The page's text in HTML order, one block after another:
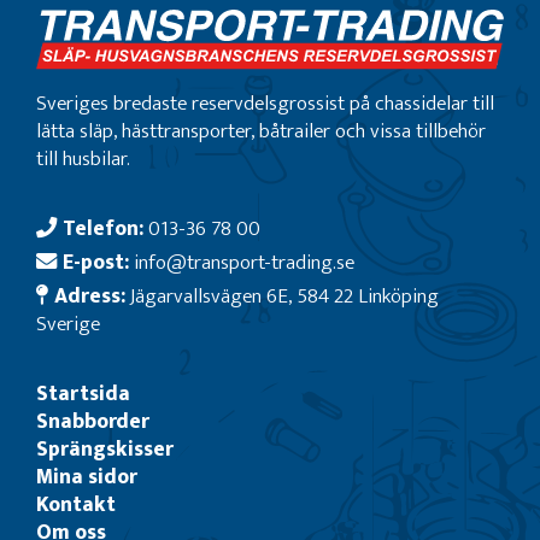
Sveriges bredaste reservdelsgrossist på chassidelar till
lätta släp, hästtransporter, båtrailer och vissa tillbehör
till husbilar.
Telefon:013-36 78 00
E-post:info@transport-trading.se
Adress:Jägarvallsvägen 6E, 584 22 Linköping
Sverige
Startsida
Snabborder
Sprängskisser
Mina sidor
Kontakt
Om oss